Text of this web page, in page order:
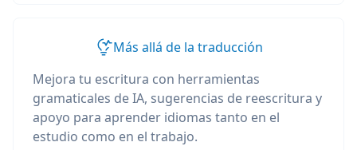
Más allá de la traducción
Mejora tu escritura con herramientas
gramaticales de IA, sugerencias de reescritura y
apoyo para aprender idiomas tanto en el
estudio como en el trabajo.